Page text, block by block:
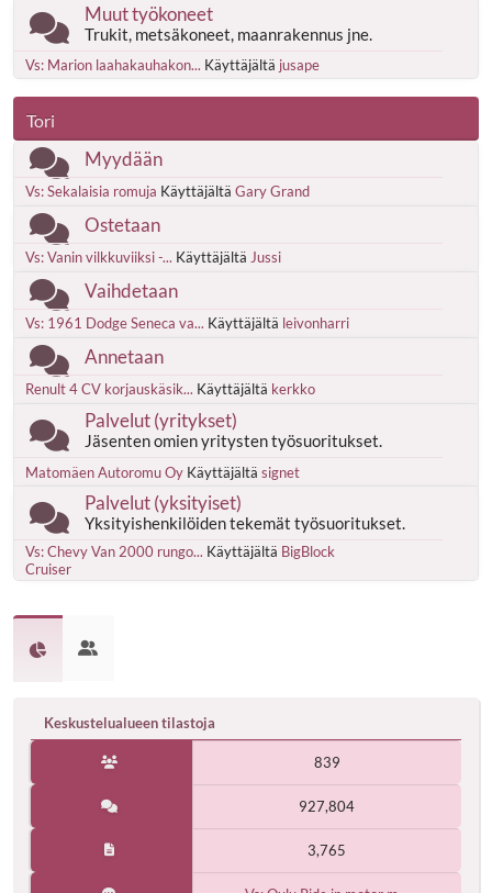
Muut työkoneet
Trukit, metsäkoneet, maanrakennus jne.
Vs: Marion laahakauhakon... Käyttäjältä jusape
Tori
Myydään
Vs: Sekalaisia romuja Käyttäjältä Gary Grand
Ostetaan
Vs: Vanin vilkkuviiksi -... Käyttäjältä Jussi
Vaihdetaan
Vs: 1961 Dodge Seneca va... Käyttäjältä leivonharri
Annetaan
Renult 4 CV korjauskäsik... Käyttäjältä kerkko
Palvelut (yritykset)
Jäsenten omien yritysten työsuoritukset.
Matomäen Autoromu Oy Käyttäjältä signet
Palvelut (yksityiset)
Yksityishenkilöiden tekemät työsuoritukset.
Vs: Chevy Van 2000 rungo... Käyttäjältä BigBlock
Cruiser
Keskustelualueen tilastoja
839
927,804
3,765